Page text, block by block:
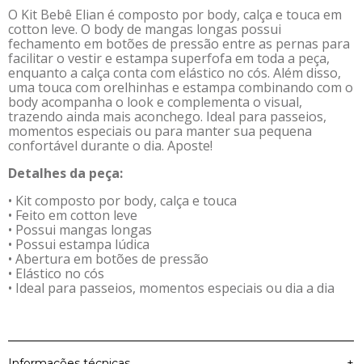
O Kit Bebê Elian é composto por body, calça e touca em
cotton leve. O body de mangas longas possui
fechamento em botões de pressão entre as pernas para
facilitar o vestir e estampa superfofa em toda a peça,
enquanto a calça conta com elástico no cós. Além disso,
uma touca com orelhinhas e estampa combinando com o
body acompanha o look e complementa o visual,
trazendo ainda mais aconchego. Ideal para passeios,
momentos especiais ou para manter sua pequena
confortável durante o dia. Aposte!
Detalhes da peça:
• Kit composto por body, calça e touca
• Feito em cotton leve
• Possui mangas longas
• Possui estampa lúdica
• Abertura em botões de pressão
• Elástico no cós
• Ideal para passeios, momentos especiais ou dia a dia